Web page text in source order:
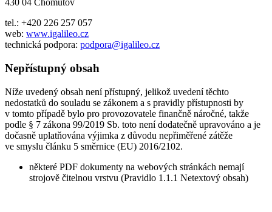
430 04 Chomutov
tel.: +420 226 257 057
web: www.igalileo.cz
technická podpora: podpora@igalileo.cz
Nepřístupný obsah
Níže uvedený obsah není přístupný, jelikož uvedení těchto
nedostatků do souladu se zákonem a s pravidly přístupnosti by
v tomto případě bylo pro provozovatele finančně náročné, takže
podle § 7 zákona 99/2019 Sb. toto není dodatečně upravováno a je
dočasně uplatňována výjimka z důvodu nepřiměřené zátěže
ve smyslu článku 5 směrnice (EU) 2016/2102.
některé PDF dokumenty na webových stránkách nemají
strojově čitelnou vrstvu (Pravidlo 1.1.1 Netextový obsah)